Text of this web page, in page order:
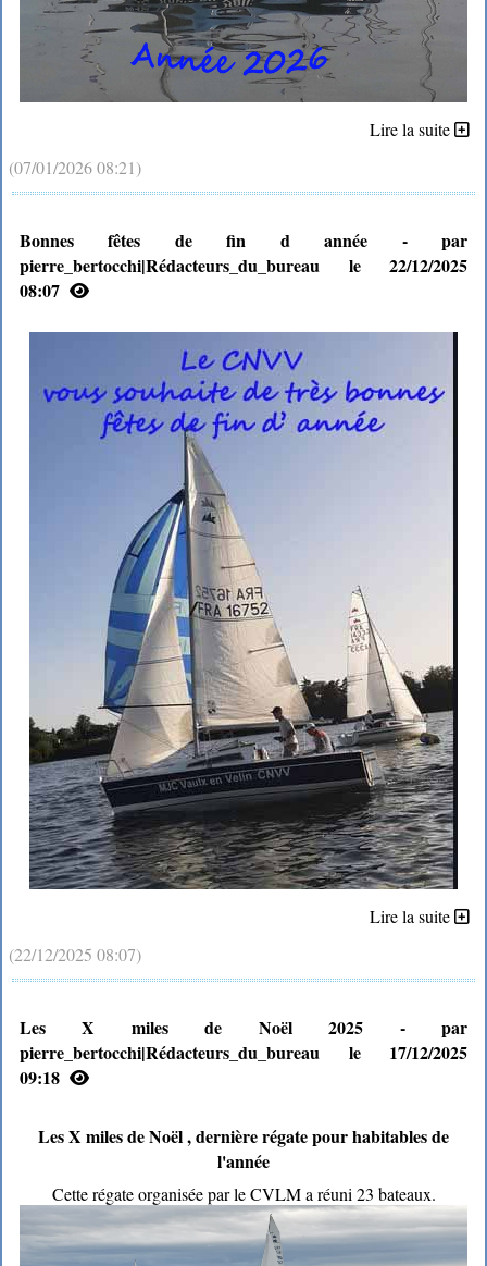
Lire la suite
(07/01/2026 08:21)
Bonnes fêtes de fin d année - par
pierre_bertocchi|Rédacteurs_du_bureau le 22/12/2025
08:07
Lire la suite
(22/12/2025 08:07)
Les X miles de Noël 2025 - par
pierre_bertocchi|Rédacteurs_du_bureau le 17/12/2025
09:18
Les X miles de Noël , dernière régate pour habitables de
l'année
Cette régate organisée par le CVLM a réuni 23 bateaux.